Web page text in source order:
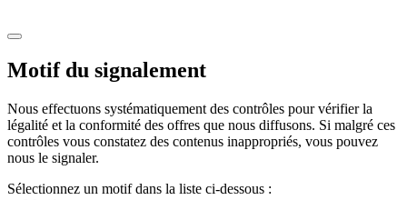
Motif du signalement
Nous effectuons systématiquement des contrôles pour vérifier la
légalité et la conformité des offres que nous diffusons. Si malgré ces
contrôles vous constatez des contenus inappropriés, vous pouvez
nous le signaler.
Sélectionnez un motif dans la liste ci-dessous :